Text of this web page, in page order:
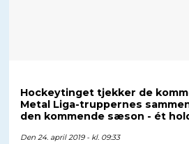
Hockeytinget tjekker de
Metal Liga-truppernes
den kommende sæson - ét
Den 24. april 2019 - kl. 09:33